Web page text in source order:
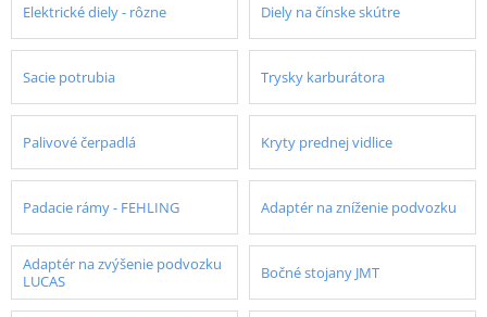
Elektrické diely - rôzne Diely na čínske skútre
Sacie potrubia Trysky karburátora
Palivové čerpadlá Kryty prednej vidlice
Padacie rámy - FEHLING Adaptér na zníženie podvozku
Adaptér na zvýšenie podvozku
LUCAS
Bočné stojany JMT